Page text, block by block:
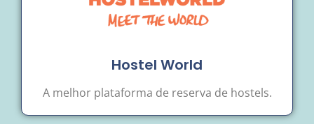
Hostel World
A melhor plataforma de reserva de hostels.